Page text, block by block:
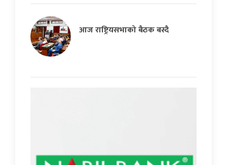
आज राष्ट्रियसभाको बैठक बस्दै